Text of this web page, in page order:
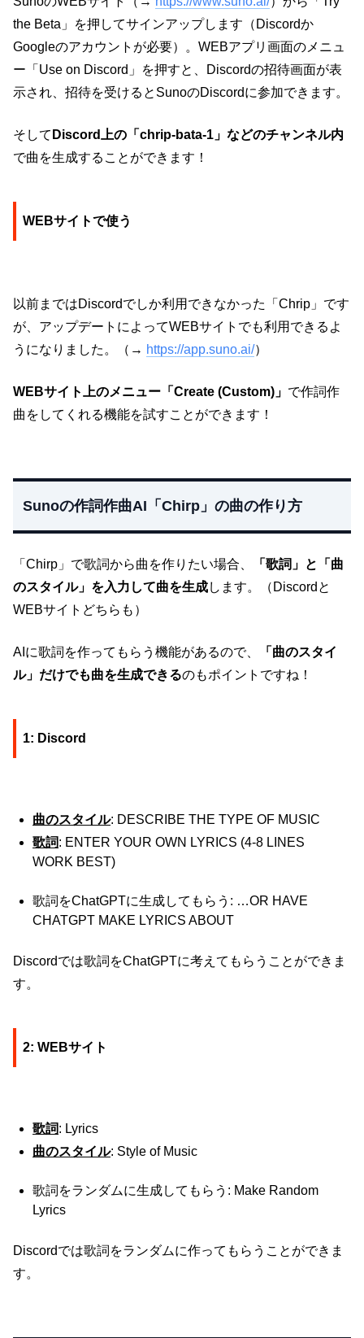
the Beta」を押してサインアップします（Discordか
Googleのアカウントが必要）。WEBアプリ画面のメニュ
ー「Use on Discord」を押すと、Discordの招待画面が表
示され、招待を受けるとSunoのDiscordに参加できます。
そして Discord上の「chrip-bata-1」などのチャンネル内
で曲を生成することができます！
WEBサイトで使う
以前まではDiscordでしか利用できなかった「Chrip」です
が、アップデートによってWEBサイトでも利用できるよ
うになりました。（→ https://app.suno.ai/）
WEBサイト上のメニュー「Create (Custom)」 で作詞作
曲をしてくれる機能を試すことができます！
Sunoの作詞作曲AI「Chirp」の曲の作り方
「Chirp」で歌詞から曲を作りたい場合、
「歌詞」と「曲
のスタイル」を入力して曲を生成します。（Discordと
WEBサイトどちらも）
AIに歌詞を作ってもらう機能があるので、
「曲のスタイ
ル」だけでも曲を生成できるのもポイントですね！
1: Discord
曲のスタイル: DESCRIBE THE TYPE OF MUSIC
歌詞: ENTER YOUR OWN LYRICS (4-8 LINES
WORK BEST)
歌詞をChatGPTに生成してもらう: …OR HAVE
CHATGPT MAKE LYRICS ABOUT
Discordでは歌詞をChatGPTに考えてもらうことができま
す。
2: WEBサイト
歌詞: Lyrics
曲のスタイル: Style of Music
歌詞をランダムに生成してもらう: Make Random
Lyrics
Discordでは歌詞をランダムに作ってもらうことができま
す。